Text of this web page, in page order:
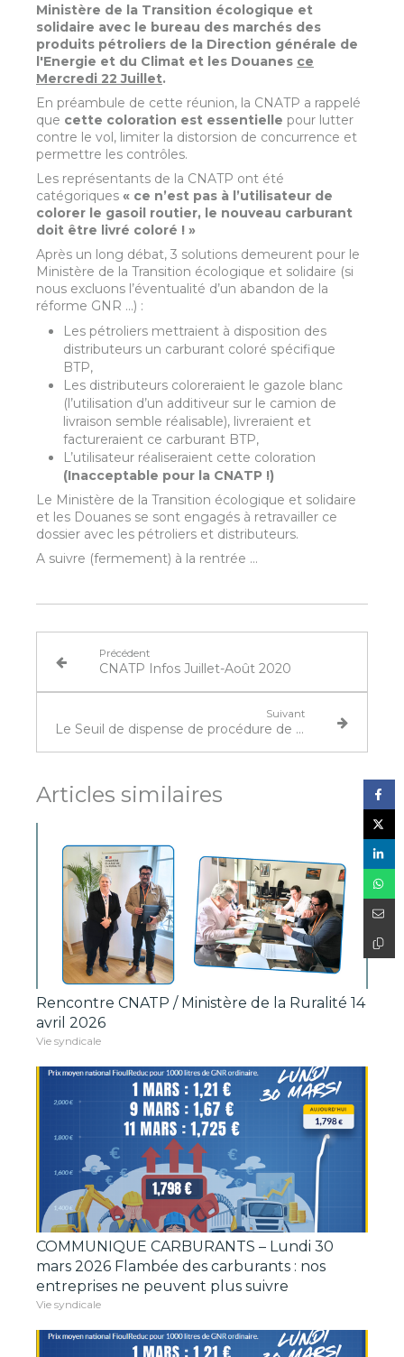
Ministère de la Transition écologique et
solidaire avec le bureau des marchés des
produits pétroliers de la Direction générale de
l'Energie et du Climat et les Douanes ce
Mercredi 22 Juillet.
En préambule de cette réunion, la CNATP a rappelé
que cette coloration est essentielle pour lutter
contre le vol, limiter la distorsion de concurrence et
permettre les contrôles.
Les représentants de la CNATP ont été
catégoriques « ce n’est pas à l’utilisateur de
colorer le gasoil routier, le nouveau carburant
doit être livré coloré ! »
Après un long débat, 3 solutions demeurent pour le
Ministère de la Transition écologique et solidaire (si
nous excluons l’éventualité d’un abandon de la
réforme GNR …) :
Les pétroliers mettraient à disposition des
distributeurs un carburant coloré spécifique
BTP,
Les distributeurs coloreraient le gazole blanc
(l’utilisation d’un additiveur sur le camion de
livraison semble réalisable), livreraient et
factureraient ce carburant BTP,
L’utilisateur réaliseraient cette coloration
(Inacceptable pour la CNATP !)
Le Ministère de la Transition écologique et solidaire
et les Douanes se sont engagés à retravailler ce
dossier avec les pétroliers et distributeurs.
A suivre (fermement) à la rentrée …
Précédent
CNATP Infos Juillet-Août 2020
Suivant
Le Seuil de dispense de procédure de passation pour les marchés publics de travaux passe de 40 000 € à 70 000 € jusqu'au 10 juillet 2021
Articles similaires
Rencontre CNATP / Ministère de la Ruralité 14
avril 2026
Vie syndicale
COMMUNIQUE CARBURANTS – Lundi 30
mars 2026 Flambée des carburants : nos
entreprises ne peuvent plus suivre
Vie syndicale